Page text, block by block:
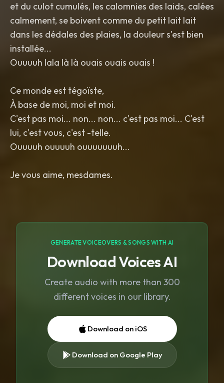
et du culot cumulés, les calomnies des laids, calées
calmement, se boivent comme du petit lait lait
dans les dédales des plaies, la douleur s'est bien
installée...
Ouuuuh lala là là ouais ouais ouais !
Ce monde est tégoïste,
À base de moi, moi et moi.
C'est pas moi... non... non... c'est pas moi... C'est
lui, c'est vous, c'est -telle.
Ouuuuh ouuuuh ouuuuuuuh...
GENERATE VOICEOVERS & SONGS WITH AI
Download Voices AI
Create audio with more than 300
different voices in our library.
Download on iOS
Download on Google Play